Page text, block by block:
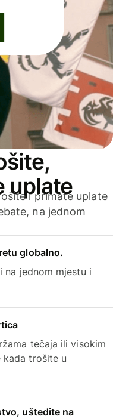
uplate
i primate uplate
na jednom
globalno.
na jednom mjestu i
tečaja ili visokim
kada trošite u
uštedite na